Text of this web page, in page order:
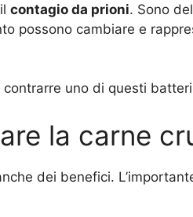
contagio da prioni. Sono
possono cambiare e
uno di questi
la carne
dei benefici.